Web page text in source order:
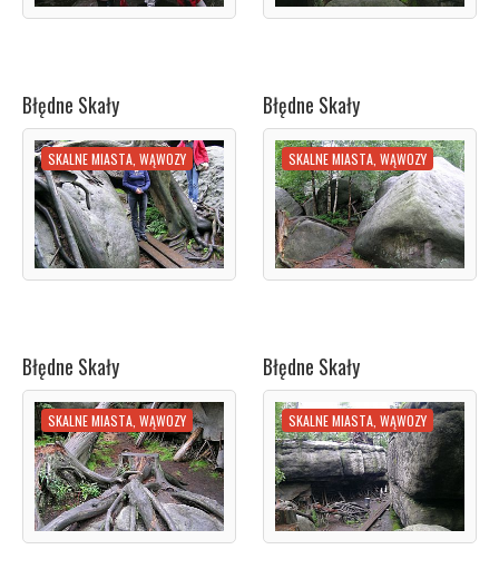
Błędne Skały
SKALNE MIASTA, WĄWOZY
Błędne Skały
SKALNE MIASTA, WĄWOZY
Błędne Skały
SKALNE MIASTA, WĄWOZY
Błędne Skały
SKALNE MIASTA, WĄWOZY